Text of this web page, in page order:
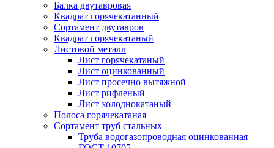
Балка двутавровая
Квадрат горячекатанный
Сортамент двутавров
Квадрат горячекатаный
Листовой металл
Лист горячекатаный
Лист оцинкованный
Лист просечно вытяжной
Лист рифленый
Лист холоднокатаный
Полоса горячекатаная
Сортамент труб стальных
Труба водогазопроводная оцинкованная